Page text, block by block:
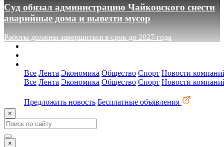
Суд обязал администрацию Чайковского снести
аварийные дома и вывезти мусор
Работы должны завершиться в срок до 2027 года
Все Лента Экономика Общество Спорт Новости
Все Лента Экономика Общество Спорт Новости
Предложить новость Бесплатные объявления
×
×